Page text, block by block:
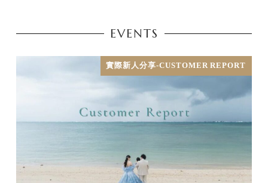
EVENTS
實際新人分享-CUSTOMER REPORT